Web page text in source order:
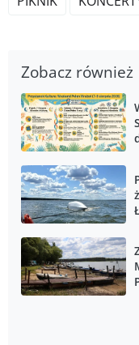
Zobacz również